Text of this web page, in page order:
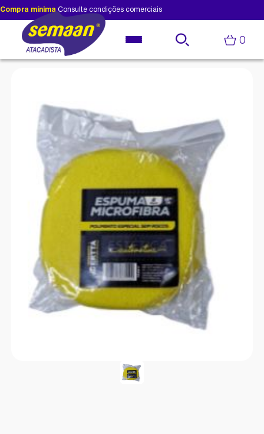
Compra mínima Consulte condições comerciais
0